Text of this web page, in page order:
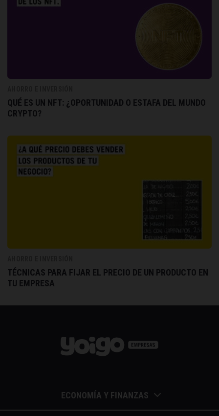
QUÉ ES UN NFT: ¿OPORTUNIDAD O ESTAFA DEL MUNDO
CRYPTO?
TÉCNICAS PARA FIJAR EL PRECIO DE UN PRODUCTO EN
TU EMPRESA
ECONOMÍA Y FINANZAS